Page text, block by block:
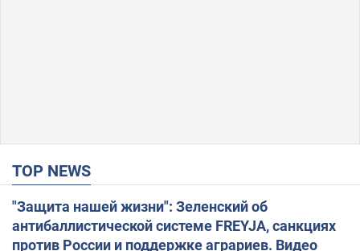
TOP NEWS
"Защита нашей жизни": Зеленский об
антибаллистической системе FREYJA, санкциях
против России и поддержке аграриев. Видео